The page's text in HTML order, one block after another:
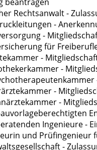
Rechtsanwalt -
-
-
für
-
-
-
-
Ingenieure -
und Prüfingenieur
-